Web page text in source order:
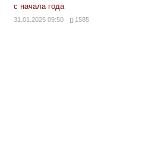
с начала года
31.01.2025 09:50 1585